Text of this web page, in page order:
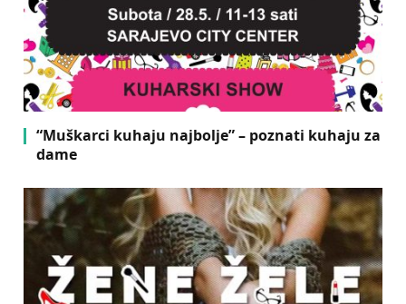
“Muškarci kuhaju najbolje” – poznati kuhaju za
dame